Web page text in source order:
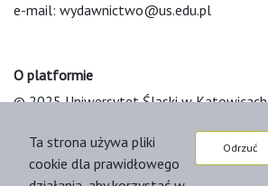
e-mail: wydawnictwo@us.edu.pl
O platformie
© 2025 Uniwersytet Śląski w Katowicach
Platform & Workflow by OJS/PKP
Ta strona używa pliki
cookie dla prawidłowego
Odrzuć